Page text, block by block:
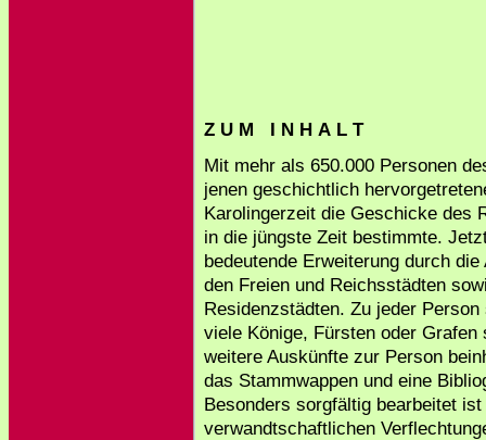
Z U M I N H A L T
Mit mehr als 650.000 Personen
jenen geschichtlich
Karolingerzeit die Geschicke des
in die jüngste Zeit bestimmte.
bedeutende Erweiterung durch
den Freien und Reichsstädten
Residenzstädten. Zu jeder
viele Könige, Fürsten oder
weitere Auskünfte zur Person
das Stammwappen und eine
Besonders sorgfältig bearbeitet
verwandtschaftlichen